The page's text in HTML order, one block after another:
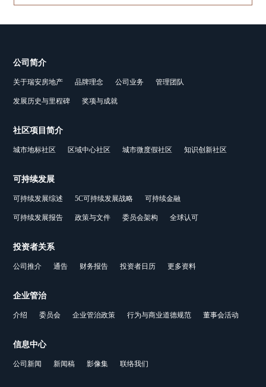
公司简介
关于瑞安房地产 品牌理念 公司业务 管理团队
发展历史与里程碑 奖项与成就
社区项目简介
城市地标社区 区域中心社区 城市微度假社区 知识创新社区
可持续发展
可持续发展综述 5C可持续发展战略 可持续金融
可持续发展报告 政策与文件 委员会架构 全球认可
投资者关系
公司推介 通告 财务报告 投资者日历 更多资料
企业管治
介绍 委员会 企业管治政策 行为与商业道德规范 董事会活动
信息中心
公司新闻 新闻稿 影像集 联络我们